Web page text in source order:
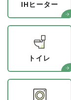
IHヒーター
トイレ